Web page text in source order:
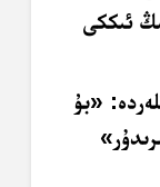
ئىككى
«بۇ